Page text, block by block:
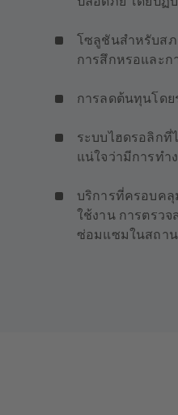
โซลูชันสำหรับส
การสึกหรอและก
การลดต้นทุนโดย
ระบบไฮดรอลิกที่
แน่ใจว่ามีการทำ
บริการที่ครอบคลุ
ใช้งาน การตรวจ
ซ่อมแซมในสถา